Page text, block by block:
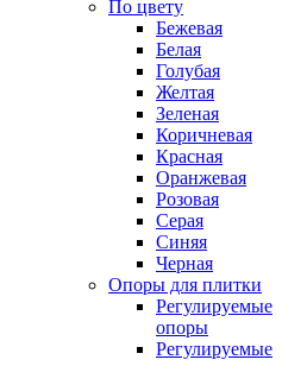
По цвету
Бежевая
Белая
Голубая
Желтая
Зеленая
Коричневая
Красная
Оранжевая
Розовая
Серая
Синяя
Черная
Опоры для плитки
Регулируемые
опоры
Регулируемые